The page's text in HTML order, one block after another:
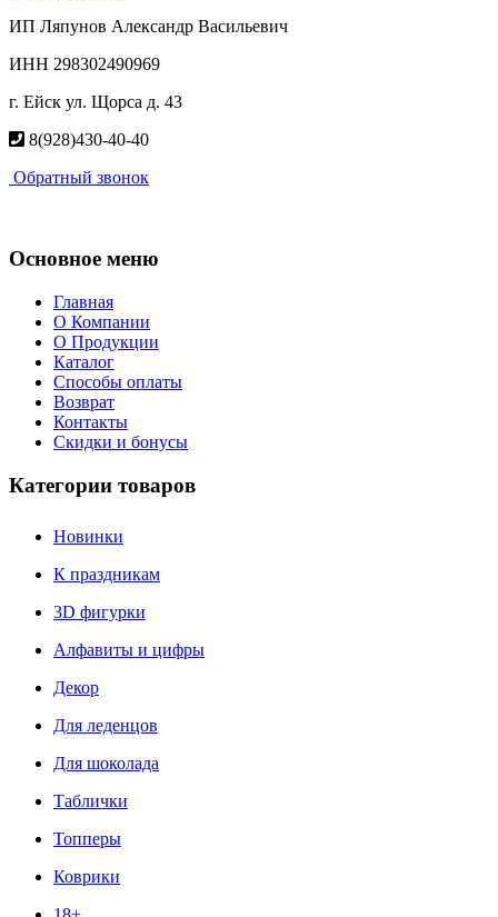
ИП Ляпунов Александр Васильевич
ИНН 298302490969
г. Ейск ул. Щорса д. 43
8(928)430-40-40
Обратный звонок
Основное меню
Главная
О Компании
О Продукции
Каталог
Способы оплаты
Возврат
Контакты
Скидки и бонусы
Категории товаров
Новинки
К праздникам
3D фигурки
Алфавиты и цифры
Декор
Для леденцов
Для шоколада
Таблички
Топперы
Коврики